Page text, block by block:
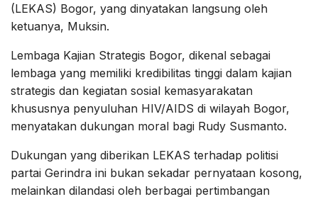
(LEKAS) Bogor, yang dinyatakan langsung oleh
ketuanya, Muksin.
Lembaga Kajian Strategis Bogor, dikenal sebagai
lembaga yang memiliki kredibilitas tinggi dalam kajian
strategis dan kegiatan sosial kemasyarakatan
khususnya penyuluhan HIV/AIDS di wilayah Bogor,
menyatakan dukungan moral bagi Rudy Susmanto.
Dukungan yang diberikan LEKAS terhadap politisi
partai Gerindra ini bukan sekadar pernyataan kosong,
melainkan dilandasi oleh berbagai pertimbangan